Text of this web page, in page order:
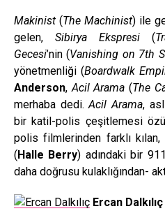
Makinist (The Machinist) ile
gelen, Sibirya Ekspresi (
Gecesi’nin (Vanishing on 7th
yönetmenliği (Boardwalk
Anderson,Acil Arama (The
merhaba dedi.Acil Arama,
bir katil-polis çeşitlemesi
polis filmlerinden farklı
(Halle Berry) adındaki bir
daha doğrusu kulaklığından-
Ercan Dalkılıç